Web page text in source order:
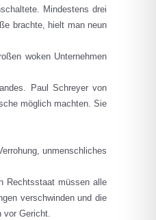
Mindestens drei
brachte, hielt man neun
woken Unternehmen
Paul Schreyer von
möglich machten. Sie
unmenschliches
Rechtsstaat müssen alle
verschwinden und die
vor Gericht.